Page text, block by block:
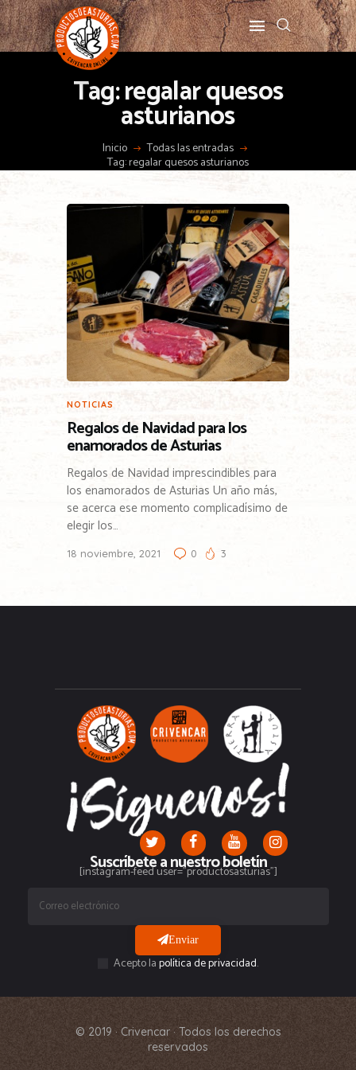
Tag: regalar quesos
asturianos
Inicio Todas las entradas
Tag: regalar quesos asturianos
NOTICIAS
Regalos de Navidad para los
enamorados de Asturias
Regalos de Navidad imprescindibles para
los enamorados de Asturias Un año más,
se acerca ese momento complicadísimo de
elegir los…
18 noviembre, 2021 0 3
[instagram-feed user="productosasturias"]
Suscríbete a nuestro boletín
Enviar
Acepto lapolítica de privacidad.
© 2019 · Crivencar · Todos los derechos
reservados